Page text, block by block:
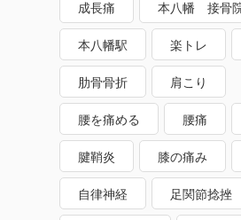
成長痛 本八幡 接骨
本八幡駅 楽トレ
肋骨骨折 肩こり
腰を痛める 腰痛
腱鞘炎 膝の痛み
自律神経 足関節捻挫